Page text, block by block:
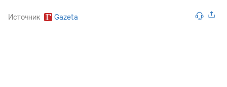
Источник Gazeta